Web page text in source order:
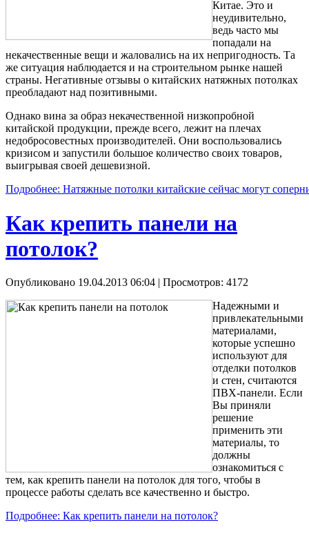
Китае. Это и
неудивительно,
ведь часто мы
попадали на
некачественные вещи и жаловались на их непригодность. Та
же ситуация наблюдается и на строительном рынке нашей
страны. Негативные отзывы о китайских натяжных потолках
преобладают над позитивными.
Однако вина за образ некачественной низкопробной
китайской продукции, прежде всего, лежит на плечах
недобросовестных производителей. Они воспользовались
кризисом и запустили большое количество своих товаров,
выигрывая своей дешевизной.
Подробнее: Натяжные потолки китайские сейчас могут
Как крепить панели на
потолок?
Опубликовано 19.04.2013 06:04 | Просмотров: 4172
Надежными и
привлекательными
материалами,
которые успешно
используют для
отделки потолков
и стен, считаются
ПВХ-панели. Если
Вы приняли
решение
применить эти
материалы, то
должны
ознакомиться с
тем, как крепить панели на потолок для того, чтобы в
процессе работы сделать все качественно и быстро.
Подробнее: Как крепить панели на потолок?